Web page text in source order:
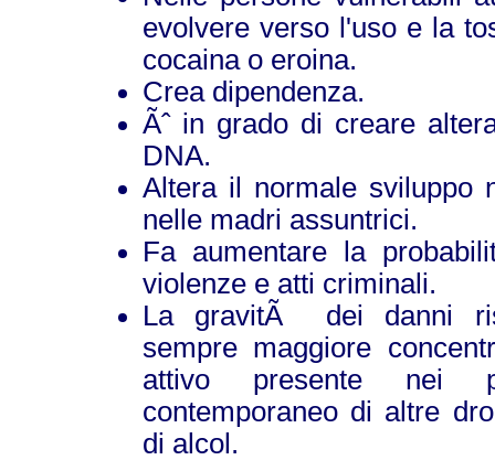
evolvere verso l'uso e la
cocaina o eroina.
Crea dipendenza.
Ãˆ in grado di creare
DNA.
Altera il normale sviluppo
nelle madri assuntrici.
Fa aumentare la
violenze e atti criminali.
La gravitÃ dei danni
sempre maggiore
attivo presente nei
contemporaneo di altre
di alcol.